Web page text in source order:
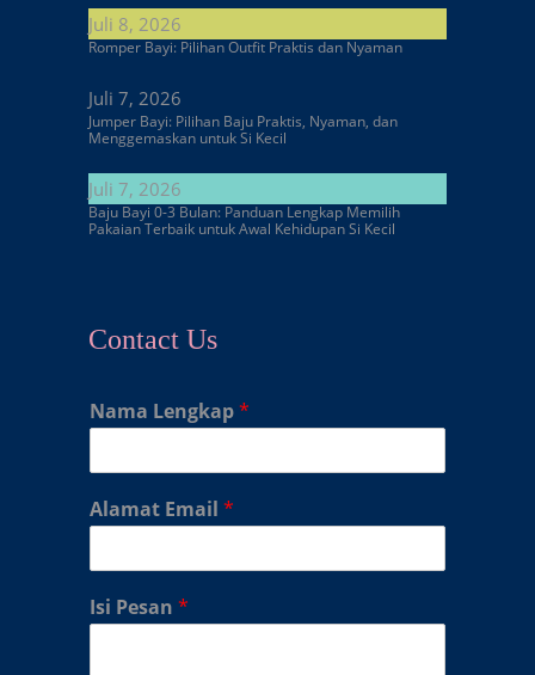
Juli 8, 2026
Romper Bayi: Pilihan Outfit Praktis dan Nyaman
Juli 7, 2026
Jumper Bayi: Pilihan Baju Praktis, Nyaman, dan
Menggemaskan untuk Si Kecil
Juli 7, 2026
Baju Bayi 0-3 Bulan: Panduan Lengkap Memilih
Pakaian Terbaik untuk Awal Kehidupan Si Kecil
Contact Us
Nama Lengkap*
Alamat Email *
Isi Pesan *